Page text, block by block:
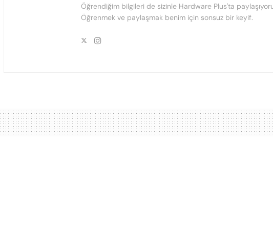
Öğrendiğim bilgileri de sizinle Hardware Plus'ta
Öğrenmek ve paylaşmak benim için sonsuz bir keyif.